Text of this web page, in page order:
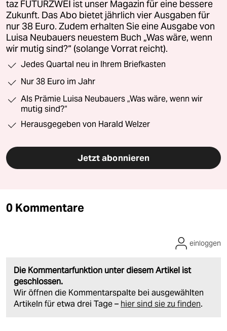
taz FUTURZWEI ist unser Magazin für eine bessere
Zukunft. Das Abo bietet jährlich vier Ausgaben für
nur 38 Euro. Zudem erhalten Sie eine Ausgabe von
Luisa Neubauers neuestem Buch „Was wäre, wenn
wir mutig sind?“ (solange Vorrat reicht).
Jedes Quartal neu in Ihrem Briefkasten
Nur 38 Euro im Jahr
Als Prämie Luisa Neubauers „Was wäre, wenn wir
mutig sind?“
Herausgegeben von Harald Welzer
Jetzt abonnieren
0 Kommentare
Die Kommentarfunktion unter diesem Artikel ist
geschlossen.
Wir öffnen die Kommentarspalte bei ausgewählten
Artikeln für etwa drei Tage – hier sind sie zu finden.
einloggen